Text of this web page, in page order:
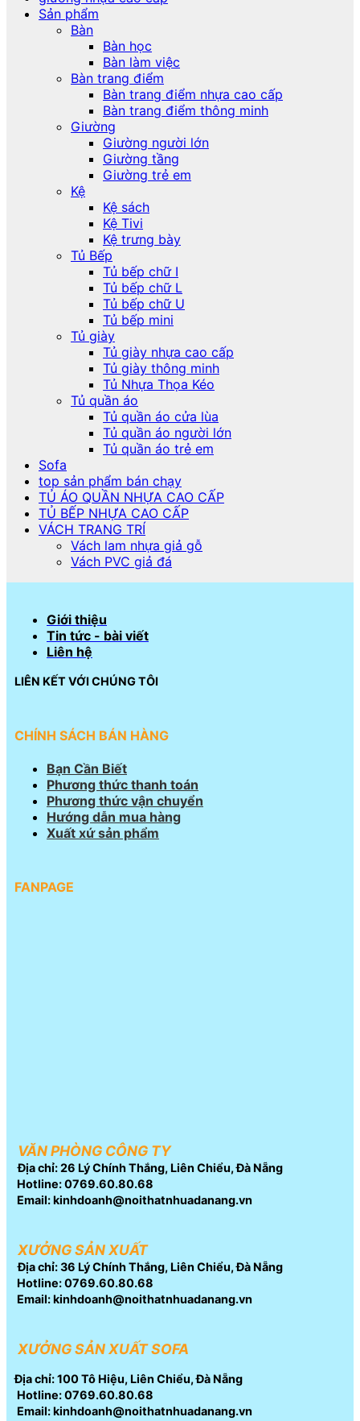
Sản phẩm
Bàn
Bàn học
Bàn làm việc
Bàn trang điểm
Bàn trang điểm nhựa cao cấp
Bàn trang điểm thông minh
Giường
Giường người lớn
Giường tầng
Giường trẻ em
Kệ
Kệ sách
Kệ Tivi
Kệ trưng bày
Tủ Bếp
Tủ bếp chữ I
Tủ bếp chữ L
Tủ bếp chữ U
Tủ bếp mini
Tủ giày
Tủ giày nhựa cao cấp
Tủ giày thông minh
Tủ Nhựa Thọa Kéo
Tủ quần áo
Tủ quần áo cửa lùa
Tủ quần áo người lớn
Tủ quần áo trẻ em
Sofa
top sản phẩm bán chạy
TỦ ÁO QUẦN NHỰA CAO CẤP
TỦ BẾP NHỰA CAO CẤP
VÁCH TRANG TRÍ
Vách lam nhựa giả gỗ
Vách PVC giả đá
Giới thiệu
Tin tức - bài viết
Liên hệ
LIÊN KẾT VỚI CHÚNG TÔI
CHÍNH SÁCH BÁN HÀNG
Bạn Cần Biết
Phương thức thanh toán
Phương thức vận chuyển
Hướng dẫn mua hàng
Xuất xứ sản phẩm
FANPAGE
VĂN PHÒNG CÔNG TY
Địa chỉ: 26 Lý Chính Thắng, Liên Chiểu, Đà Nẵng
Hotline: 0769.60.80.68
Email: kinhdoanh@noithatnhuadanang.vn
XƯỞNG SẢN XUẤT
Địa chỉ: 36 Lý Chính Thắng, Liên Chiểu, Đà Nẵng
Hotline: 0769.60.80.68
Email: kinhdoanh@noithatnhuadanang.vn
XƯỞNG SẢN XUẤT SOFA
Địa chỉ: 100 Tô Hiệu, Liên Chiểu, Đà Nẵng
Hotline: 0769.60.80.68
Email: kinhdoanh@noithatnhuadanang.vn